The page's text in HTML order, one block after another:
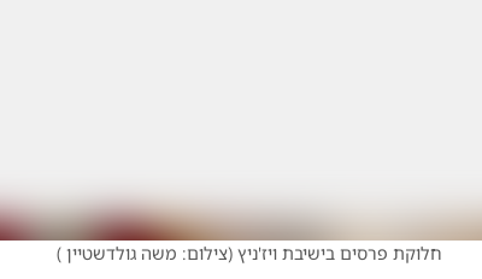
חלוקת פרסים בישיבת ויז'ניץ (צילום: משה גולדשטיין )